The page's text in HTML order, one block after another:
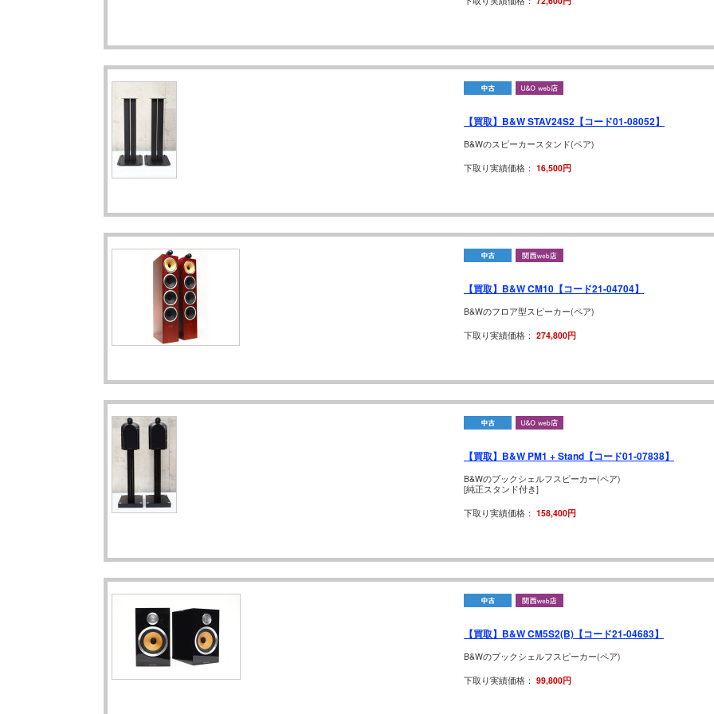
【買取】B&W STAV24S2【コード01-08052】
B&Wのスピーカースタンド(ペア)
下取り実績価格： 16,500円
【買取】B&W CM10【コード21-04704】
B&Wのフロア型スピーカー(ペア)
下取り実績価格： 274,800円
【買取】B&W PM1 + Stand【コード01-07838】
B&Wのブックシェルフスピーカー(ペア)
[純正スタンド付き]
下取り実績価格： 158,400円
【買取】B&W CM5S2(B)【コード21-04683】
B&Wのブックシェルフスピーカー(ペア)
下取り実績価格： 99,800円